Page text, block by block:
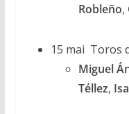
Robleño,
15 mai Toros
Miguel
Téllez,